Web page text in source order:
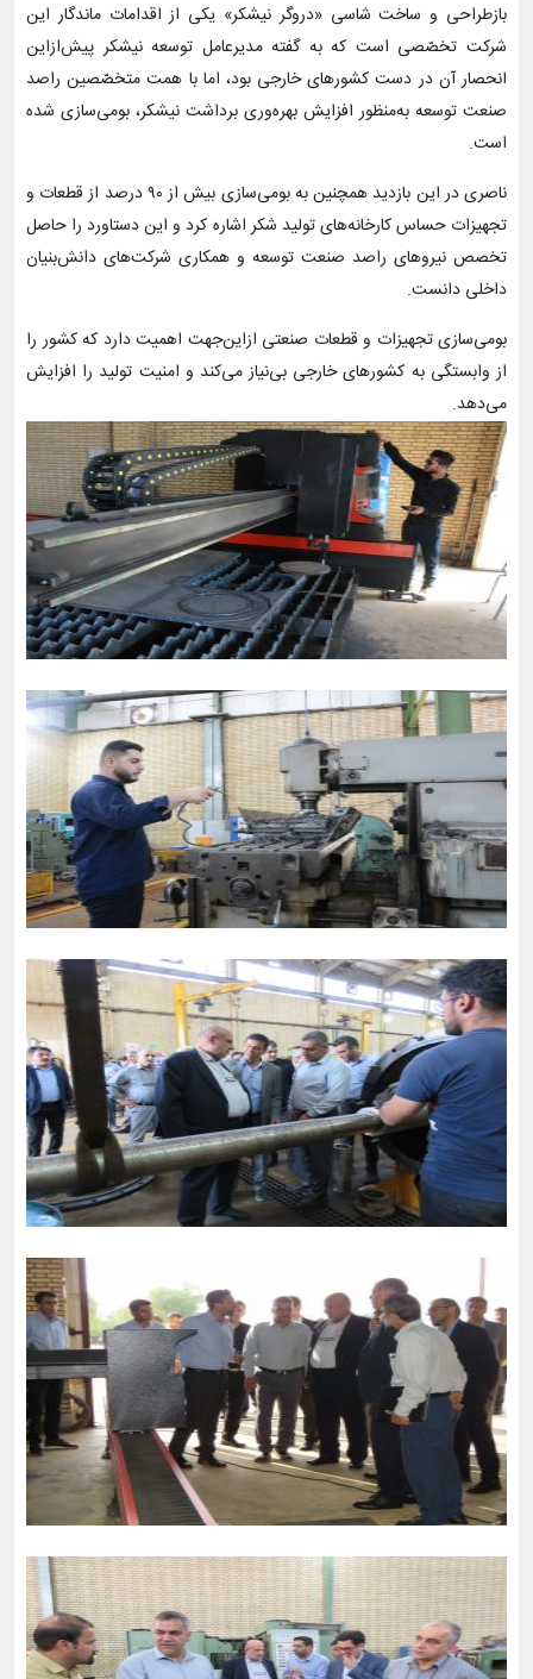
بازطراحی و ساخت شاسی «دروگر نیشکر» یکی از اقدامات ماندگار این
شرکت تخصّصی است که به گفته مدیرعامل توسعه نیشکر پیش‌ازاین
انحصار آن در دست کشورهای خارجی بود، اما با همت متخصّصین راصد
صنعت توسعه به‌منظور افزایش بهره‌وری برداشت نیشکر، بومی‌سازی شده
است.
ناصری در این بازدید همچنین به بومی‌سازی بیش از ۹۰ درصد از قطعات و
تجهیزات حساس کارخانه‌های تولید شکر اشاره کرد و این دستاورد را حاصل
تخصص نیروهای راصد صنعت توسعه و همکاری شرکت‌های دانش‌بنیان
داخلی دانست.
بومی‌سازی تجهیزات و قطعات صنعتی ازاین‌جهت اهمیت دارد که کشور را
از وابستگی به کشورهای خارجی بی‌نیاز می‌کند و امنیت تولید را افزایش
می‌دهد.